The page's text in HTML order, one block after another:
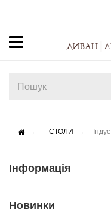
СТОЛИ
Інформація
Новинки